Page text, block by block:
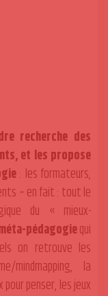
recherche des
et les propose
: les formateurs,
– en fait : tout le
du « mieux-
pédagogiequi
on retrouve les
mindmapping, la
penser, les jeux